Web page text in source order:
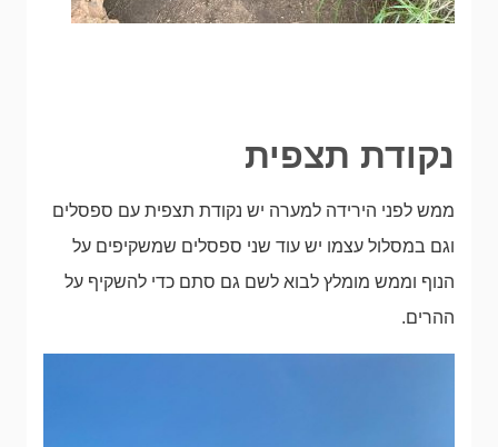
נקודת תצפית
ממש לפני הירידה למערה יש נקודת תצפית עם ספסלים
וגם במסלול עצמו יש עוד שני ספסלים שמשקיפים על
הנוף וממש מומלץ לבוא לשם גם סתם כדי להשקיף על
ההרים.